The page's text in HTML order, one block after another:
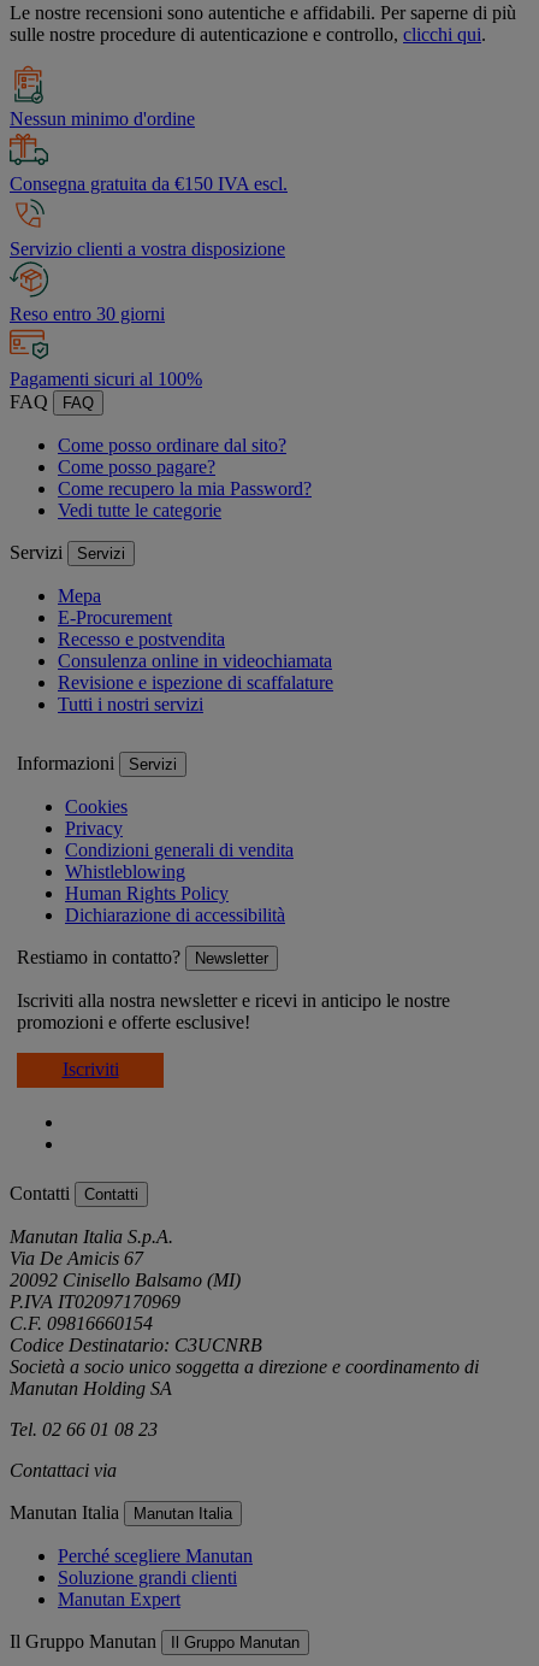
Le nostre recensioni sono autentiche e affidabili. Per saperne di più
sulle nostre procedure di autenticazione e controllo, clicchi qui.
Nessun minimo d'ordine
Consegna gratuita da €150 IVA escl.
Servizio clienti a vostra disposizione
Reso entro 30 giorni
Pagamenti sicuri al 100%
FAQ
FAQ
Come posso ordinare dal sito?
Come posso pagare?
Come recupero la mia Password?
Vedi tutte le categorie
Servizi Servizi
Mepa
E-Procurement
Recesso e postvendita
Consulenza online in videochiamata
Revisione e ispezione di scaffalature
Tutti i nostri servizi
Informazioni Servizi
Cookies
Privacy
Condizioni generali di vendita
Whistleblowing
Human Rights Policy
Dichiarazione di accessibilità
Restiamo in contatto? Newsletter
Iscriviti alla nostra newsletter e ricevi in anticipo le nostre
promozioni e offerte esclusive!
Iscriviti
Contatti Contatti
Manutan Italia S.p.A.
Via De Amicis 67
20092 Cinisello Balsamo (MI)
P.IVA IT02097170969
C.F. 09816660154
Codice Destinatario: C3UCNRB
Società a socio unico soggetta a direzione e coordinamento di
Manutan Holding SA
Tel. 02 66 01 08 23
Contattaci via
Manutan Italia Manutan Italia
Perché scegliere Manutan
Soluzione grandi clienti
Manutan Expert
Il Gruppo Manutan Il Gruppo Manutan